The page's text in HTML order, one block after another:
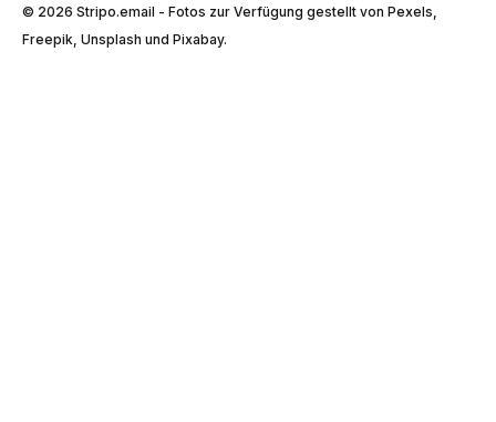
© 2026 Stripо.email - Fotos zur Verfügung gestellt von Pexels,
Freepik, Unsplash und Pixabay.